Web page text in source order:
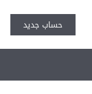
حساب جديد